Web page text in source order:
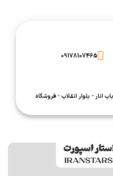
09178107465
- بلوار انقلاب - فروشگاه